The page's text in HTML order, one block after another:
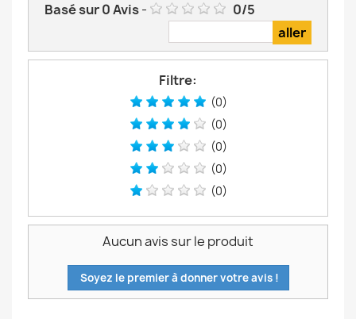
Basé sur0Avis- 0/5
Filtre:
(0)
(0)
(0)
(0)
(0)
Aucun avis sur le produit
Soyez le premier à donner votre avis !